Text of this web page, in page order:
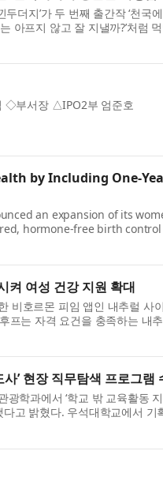
더지’가 두 번째 출간작 ‘천국
아프지 않고 잘 지낼까?’처럼
◇부서장 △IPO2부 엄준호
by Including One-
an expansion of its
hormone-free birth
켜 여성 건강 지원 확대
비호르몬 피임 앱인 내추럴 사
프는 자격 요건을 충족하는 내
’ 현장 직무탐색 프로그램
학과에서 ‘학교 밖 교육활동
고 밝혔다. 우석대학교에서